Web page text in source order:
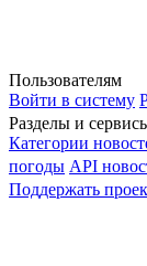
Пользователям
Войти в систему
Разделы и
Категории
погоды API
Поддержать